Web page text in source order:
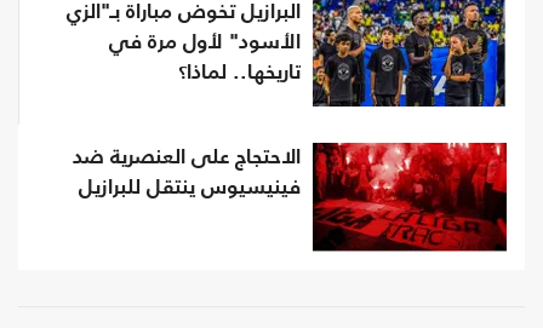
البرازيل تخوض مباراة بـ"الزي
الأسود" لأول مرة في
تاريخها.. لماذا؟
الاحتجاج على العنصرية ضد
فينيسيوس ينتقل للبرازيل